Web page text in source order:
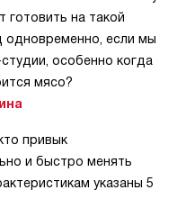
готовить на такой
одновременно, если мы
особенно когда
мясо?
привык
и быстро менять
указаны 5